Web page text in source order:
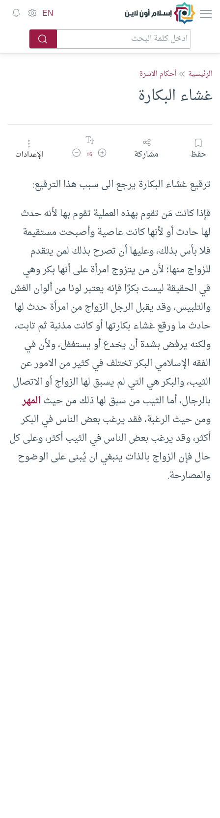
إسلام أون لاين EN
الرئيسية أحكام الاسرة
غشاء البكارة
حفظ مشاركة زيادة حجم الخط
16 تقليل حجم الخطالإعدادات
ترقيع غشاء البكارة يرجع الى سبب هذا الترقيع:
فإذا كانت مَن تقوم بهذه العملية تقوم بها لأنه حدث
لها حادث أو لأنها كانت عاصية وأصبحت مستقيمة
فلا بأس بذلك، وعليها أن تصرح بذلك لمن يتقدم
للزواج منها؛ لأن من يتزوج امرأة على أنها بكر وهي
في الحقيقة ليست بكرًا فإنه يعتبر لونا من ألوان الغش
والتلبيس، وقد يقبل الرجل الزواج من امرأة حدث لها
حادث ما ورقع غشاء بكارتها أو كانت مذنبة ثم تابت،
ولكنه يرفض بشدة أن يخدع أو يستغفل، ولأن في
الفقه الإسلامي البكر تختلف في كثير من الامور عن
الثيب، والبكر هي التي لم يسبق لها الزواج أو الاتصال
بالرجال، أما الثيب من سبق لها ذلك من حيثالمهر
ومن حيث الرغبة، فقد يرغب بعض الناس في البكر
أكثر، وقد يرغب بعض الناس في الثيب أكثر، وعلى كل
حال فإن الزواج بالذات ينبغي ان يُبنى على الوضوح
والمصارحة.